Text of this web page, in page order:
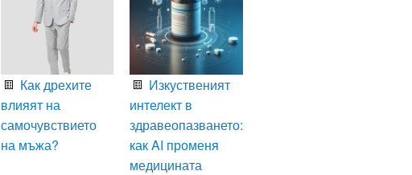
Как дрехите
влияят на
самочувствието
на мъжа?
Изкуственият
интелект в
здравеопазването:
как AI променя
медицината